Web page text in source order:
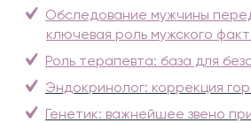
Обследование мужчины
ключевая роль мужского
Роль терапевта: база для
Эндокринолог: коррекция
Генетик: важнейшее звено